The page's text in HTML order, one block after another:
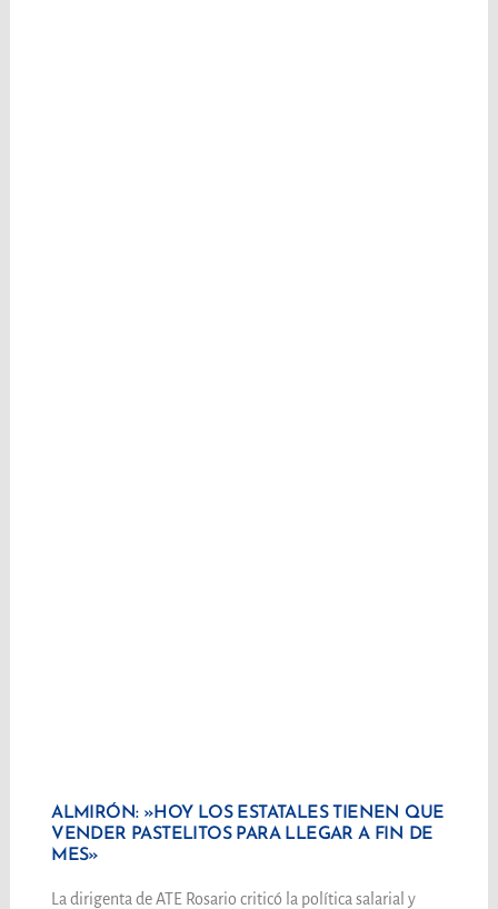
ALMIRÓN: »HOY LOS ESTATALES TIENEN QUE
VENDER PASTELITOS PARA LLEGAR A FIN DE
MES»
La dirigenta de ATE Rosario criticó la política salarial y